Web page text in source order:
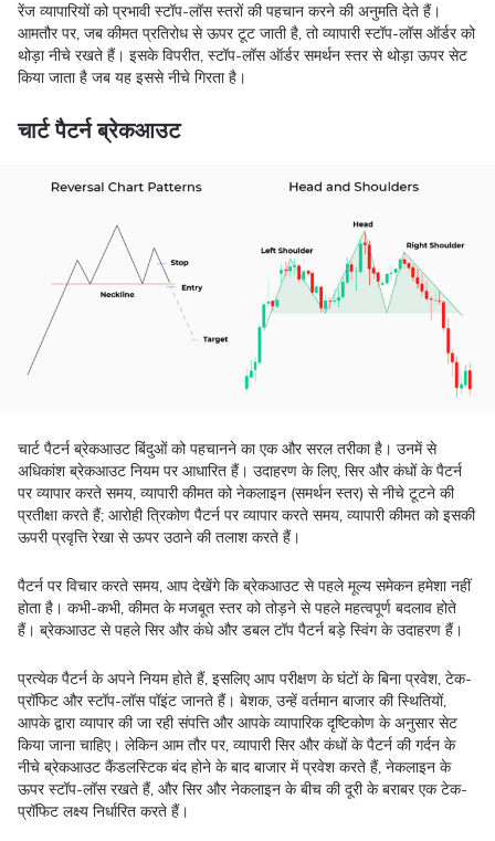
रेंज व्यापारियों को प्रभावी स्टॉप-लॉस स्तरों की पहचान करने की अनुमति देते हैं।
आमतौर पर, जब कीमत प्रतिरोध से ऊपर टूट जाती है, तो व्यापारी स्टॉप-लॉस ऑर्डर को
थोड़ा नीचे रखते हैं। इसके विपरीत, स्टॉप-लॉस ऑर्डर समर्थन स्तर से थोड़ा ऊपर सेट
किया जाता है जब यह इससे नीचे गिरता है।
चार्ट पैटर्न ब्रेकआउट
चार्ट पैटर्न ब्रेकआउट बिंदुओं को पहचानने का एक और सरल तरीका है। उनमें से
अधिकांश ब्रेकआउट नियम पर आधारित हैं। उदाहरण के लिए, सिर और कंधों के पैटर्न
पर व्यापार करते समय, व्यापारी कीमत को नेकलाइन (समर्थन स्तर) से नीचे टूटने की
प्रतीक्षा करते हैं; आरोही त्रिकोण पैटर्न पर व्यापार करते समय, व्यापारी कीमत को इसकी
ऊपरी प्रवृत्ति रेखा से ऊपर उठाने की तलाश करते हैं।
पैटर्न पर विचार करते समय, आप देखेंगे कि ब्रेकआउट से पहले मूल्य समेकन हमेशा नहीं
होता है। कभी-कभी, कीमत के मजबूत स्तर को तोड़ने से पहले महत्वपूर्ण बदलाव होते
हैं। ब्रेकआउट से पहले सिर और कंधे और डबल टॉप पैटर्न बड़े स्विंग के उदाहरण हैं।
प्रत्येक पैटर्न के अपने नियम होते हैं, इसलिए आप परीक्षण के घंटों के बिना प्रवेश, टेक-
प्रॉफिट और स्टॉप-लॉस पॉइंट जानते हैं। बेशक, उन्हें वर्तमान बाजार की स्थितियों,
आपके द्वारा व्यापार की जा रही संपत्ति और आपके व्यापारिक दृष्टिकोण के अनुसार सेट
किया जाना चाहिए। लेकिन आम तौर पर, व्यापारी सिर और कंधों के पैटर्न की गर्दन के
नीचे ब्रेकआउट कैंडलस्टिक बंद होने के बाद बाजार में प्रवेश करते हैं, नेकलाइन के
ऊपर स्टॉप-लॉस रखते हैं, और सिर और नेकलाइन के बीच की दूरी के बराबर एक टेक-
प्रॉफिट लक्ष्य निर्धारित करते हैं।